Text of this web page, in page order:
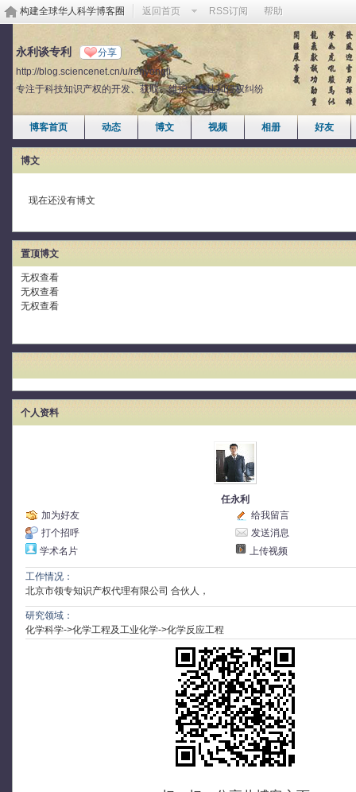
构建全球华人科学博客圈 返回首页 RSS订阅 帮助
永利谈专利 分享
http://blog.sciencenet.cn/u/renyongli
专注于科技知识产权的开发、获取、维护、转让和侵权纠纷
博客首页 动态 博文 视频 相册 好友
博文
现在还没有博文
置顶博文
无权查看
无权查看
无权查看
个人资料
任永利
加为好友
给我留言
打个招呼
发送消息
学术名片
上传视频
工作情况：
北京市领专知识产权代理有限公司 合伙人，
研究领域：
化学科学->化学工程及工业化学->化学反应工程